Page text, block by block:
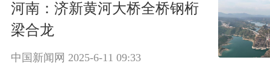
河南：济新黄河大桥全桥钢桁
梁合龙
中国新闻网 2025-6-11 09:33